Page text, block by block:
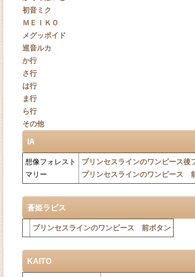
初音ミク
ＭＥＩＫＯ
メグッポイド
巡音ルカ
か行
さ行
は行
ま行
ら行
その他
IA
想像フォレスト
マリー
プリンセスラインのワンピース後
プリンセスラインのワンピース
蒼姫ラピス
プリンセスラインのワンピース 前ボタン
KAITO